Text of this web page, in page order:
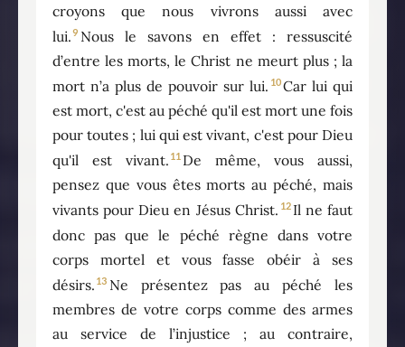
croyons que nous vivrons aussi avec
lui.9 Nous le savons en effet : ressuscité
d’entre les morts, le Christ ne meurt plus ; la
mort n’a plus de pouvoir sur lui. 10Car lui qui
est mort, c'est au péché qu'il est mort une fois
pour toutes ; lui qui est vivant, c'est pour Dieu
qu'il est vivant. 11 De même, vous aussi,
pensez que vous êtes morts au péché, mais
vivants pour Dieu en Jésus Christ. 12 Il ne faut
donc pas que le péché règne dans votre
corps mortel et vous fasse obéir à ses
désirs. 13 Ne présentez pas au péché les
membres de votre corps comme des armes
au service de l’injustice ; au contraire,